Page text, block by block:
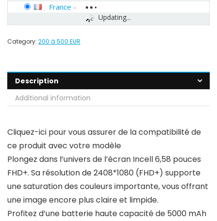
Updating...
France -
Category: 200 à 500 EUR
Description
Additional information
Cliquez-ici pour vous assurer de la compatibilité de
ce produit avec votre modèle
Plongez dans l’univers de l’écran Incell 6,58 pouces
FHD+. Sa résolution de 2408*1080 (FHD+) supporte
une saturation des couleurs importante, vous offrant
une image encore plus claire et limpide.
Profitez d’une batterie haute capacité de 5000 mAh